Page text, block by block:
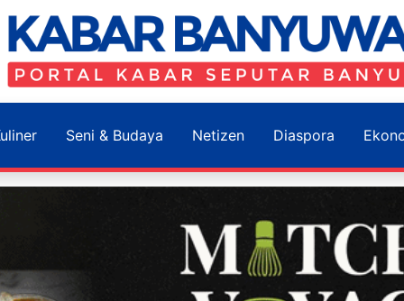
Seni & Budaya Netizen Diaspora